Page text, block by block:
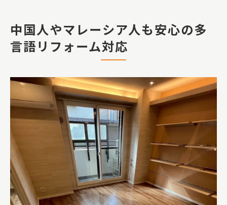
中国人やマレーシア人も安心の多
言語リフォーム対応